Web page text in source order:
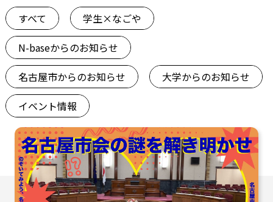
すべて
学生×なごや
N-baseからのお知らせ
名古屋市からのお知らせ
大学からのお知らせ
イベント情報